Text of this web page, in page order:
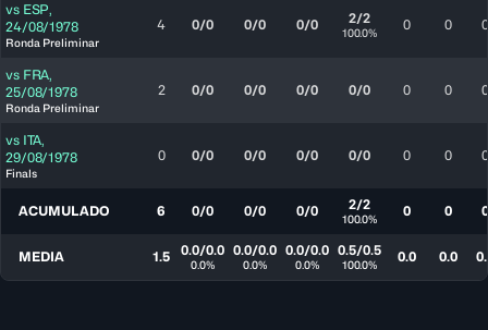
vs ESP,
24/08/1978
Ronda Preliminar
4 0/0 0/0 0/0 2/2
100.0% 0 0 0
vs FRA,
25/08/1978
Ronda Preliminar
2 0/0 0/0 0/0 0/0 0 0 0
vs ITA,
29/08/1978
Finals
0 0/0 0/0 0/0 0/0 0 0 0
ACUMULADO 6 0/0 0/0 0/0 2/2
100.0% 0 0 0
MEDIA 1.5 0.0/0.0
0.0%
0.0/0.0
0.0%
0.0/0.0
0.0%
0.5/0.5
100.0% 0.0 0.0